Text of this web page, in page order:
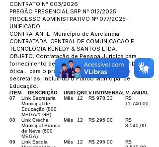
CONTRATO N° 003/2026
PREGÃO PRESENCIAL SRP N° 012/2025
PROCESSO ADMINISTRATIVO Nº 077/2025-
UNIFICADO
CONTRATANTE: Município de Acrelândia.
CONTRATADA: CENTRAL DE COMUNICACAO E
TECNOLOGIA KENEDY & SANTOS LTDA.
OBJETO: Contratação de Pessoa Jurídica para
fornecimento de internet, link dedicado via fibra
ótica... para o prédio da Sede da Prefeitura e
secretarias, incluindo o Fundo Municipal de
Educação.
ITEM DESCRIÇÃO UNID. QNT.V.UNT/MENSALV. ANUAL
07
Link Secretaria
Municipal de
Educação (800
MEGA/1 GB)
Mês 12 R$ 978,33
R$
11.740,00
08
Link Creche
Municipal Branca
de Neve (600
MEGA)
Mês 12 R$ 295,00
R$
3.540,00
09
Link Escola
Mês 12 R$ 295,00
R$